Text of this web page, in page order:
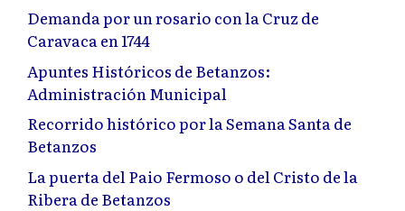
Demanda por un rosario con la Cruz de
Caravaca en 1744
Apuntes Históricos de Betanzos:
Administración Municipal
Recorrido histórico por la Semana Santa de
Betanzos
La puerta del Paio Fermoso o del Cristo de la
Ribera de Betanzos